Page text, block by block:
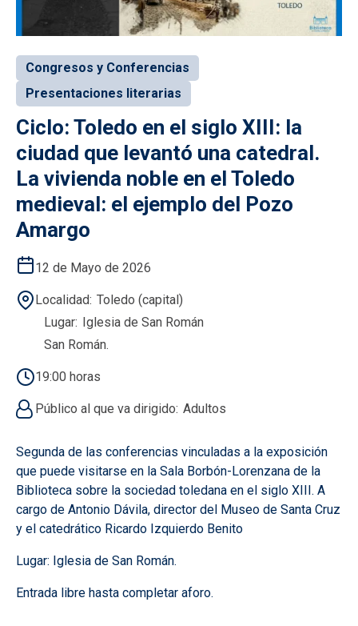
Congresos y Conferencias
Presentaciones literarias
Ciclo: Toledo en el siglo XIII: la
ciudad que levantó una catedral.
La vivienda noble en el Toledo
medieval: el ejemplo del Pozo
Amargo
12 de Mayo de 2026
Localidad Toledo (capital)
Lugar Iglesia de San Román
San Román.
19:00 horas
Público al que va dirigido Adultos
Segunda de las conferencias vinculadas a la exposición
que puede visitarse en la Sala Borbón-Lorenzana de la
Biblioteca sobre la sociedad toledana en el siglo XIII. A
cargo de Antonio Dávila, director del Museo de Santa Cruz
y el catedrático Ricardo Izquierdo Benito
Lugar: Iglesia de San Román.
Entrada libre hasta completar aforo.